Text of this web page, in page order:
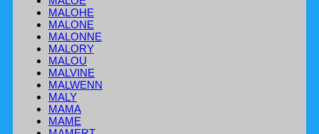
MALOHE
MALONE
MALONNE
MALORY
MALOU
MALVINE
MALWENN
MALY
MAMA
MAME